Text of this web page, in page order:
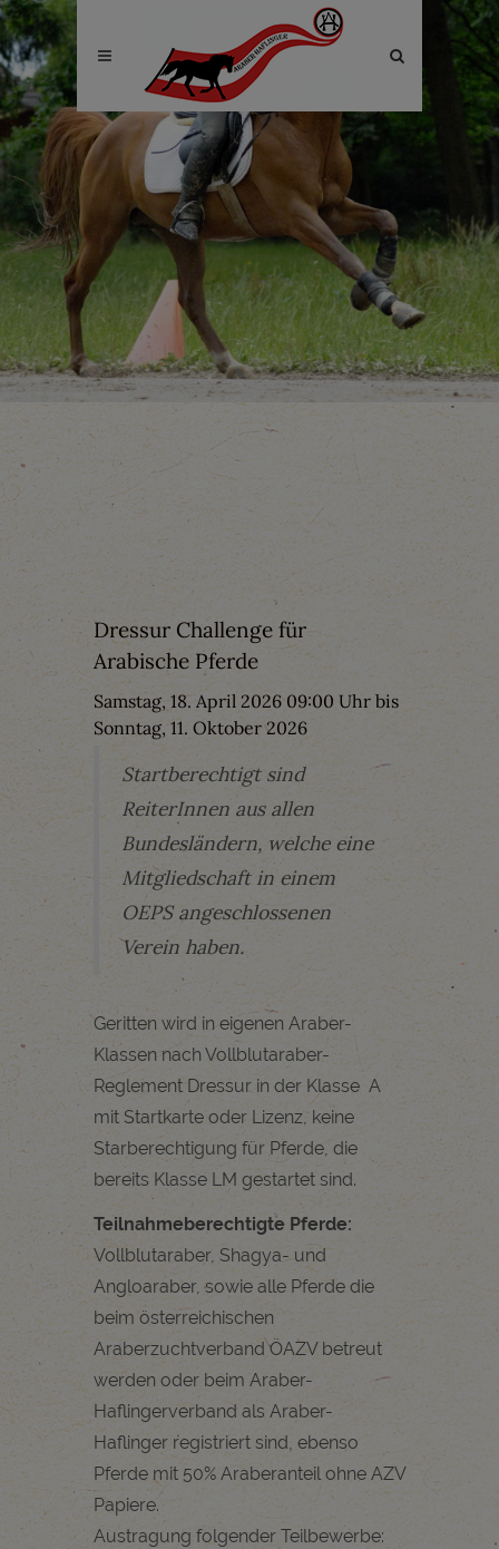
Site
toggle
Dressur Challenge für
Arabische Pferde
Samstag, 18. April 2026 09:00 Uhr bis
Sonntag, 11. Oktober 2026
Startberechtigt sind
ReiterInnen aus allen
Bundesländern, welche eine
Mitgliedschaft in einem
OEPS angeschlossenen
Verein haben.
Geritten wird in eigenen Araber-
Klassen nach Vollblutaraber-
Reglement Dressur in der Klasse A
mit Startkarte oder Lizenz, keine
Starberechtigung für Pferde, die
bereits Klasse LM gestartet sind.
Teilnahmeberechtigte Pferde:
Vollblutaraber, Shagya- und
Angloaraber, sowie alle Pferde die
beim österreichischen
Araberzuchtverband ÖAZV betreut
werden oder beim Araber-
Haflingerverband als Araber-
Haflinger registriert sind, ebenso
Pferde mit 50% Araberanteil ohne AZV
Papiere.
Austragung folgender Teilbewerbe: